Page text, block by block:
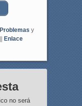
Problemas y
Enlace
no será